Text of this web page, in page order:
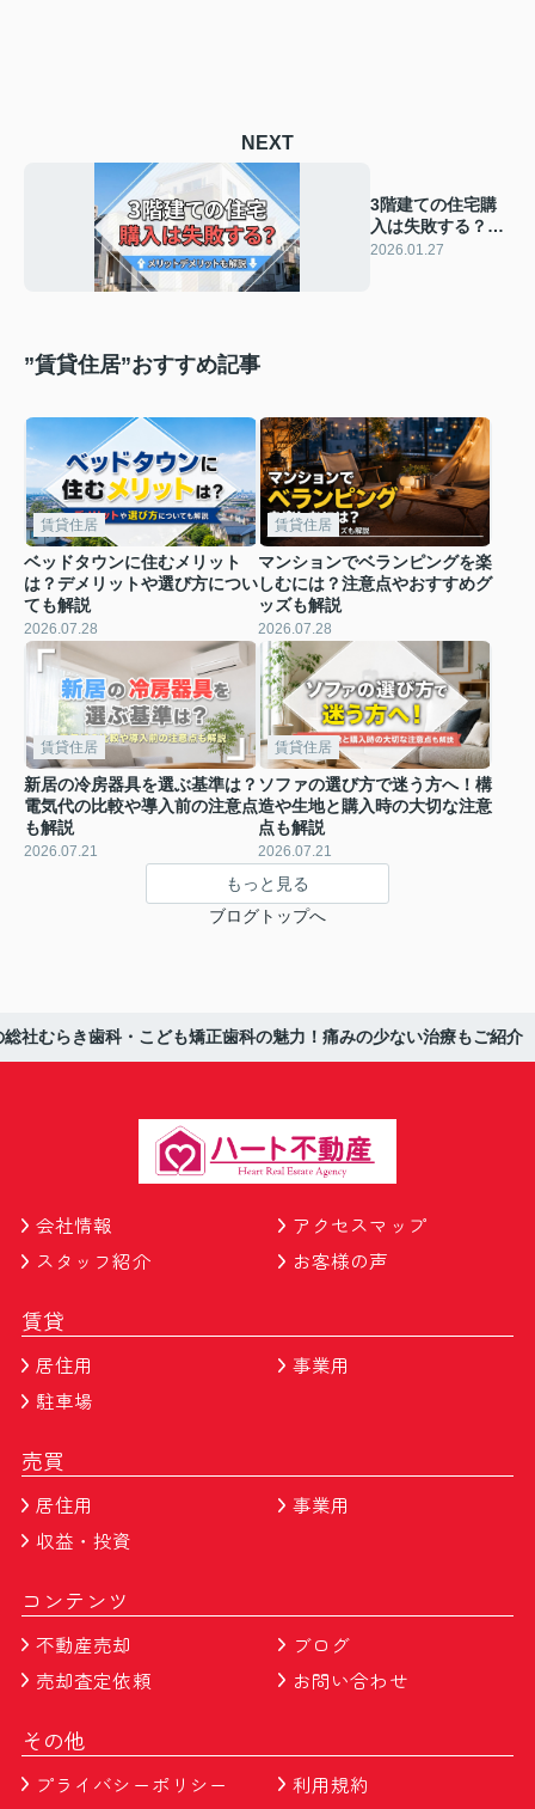
NEXT
3階建ての住宅購
入は失敗する？メ
リットデメリット
2026.01.27
”賃貸住居”おすすめ記事
賃貸住居
ベッドタウンに住むメリット
は？デメリットや選び方につい
ても解説
2026.07.28
賃貸住居
マンションでベランピングを楽
しむには？注意点やおすすめグ
ッズも解説
2026.07.28
賃貸住居
新居の冷房器具を選ぶ基準は？
電気代の比較や導入前の注意点
も解説
2026.07.21
賃貸住居
ソファの選び方で迷う方へ！構
造や生地と購入時の大切な注意
点も解説
2026.07.21
もっと見る
ブログトップへ
総社むらき歯科・こども矯正歯科の魅力！痛みの少ない治療もご紹介
会社情報
アクセスマップ
スタッフ紹介
お客様の声
賃貸
居住用
事業用
駐車場
売買
居住用
事業用
収益・投資
コンテンツ
不動産売却
ブログ
売却査定依頼
お問い合わせ
その他
プライバシーポリシー
利用規約